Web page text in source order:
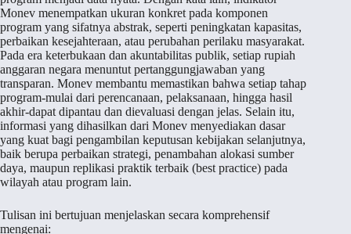
Monev menempatkan ukuran konkret pada komponen
program yang sifatnya abstrak, seperti peningkatan kapasitas,
perbaikan kesejahteraan, atau perubahan perilaku masyarakat.
Pada era keterbukaan dan akuntabilitas publik, setiap rupiah
anggaran negara menuntut pertanggungjawaban yang
transparan. Monev membantu memastikan bahwa setiap tahap
program-mulai dari perencanaan, pelaksanaan, hingga hasil
akhir-dapat dipantau dan dievaluasi dengan jelas. Selain itu,
informasi yang dihasilkan dari Monev menyediakan dasar
yang kuat bagi pengambilan keputusan kebijakan selanjutnya,
baik berupa perbaikan strategi, penambahan alokasi sumber
daya, maupun replikasi praktik terbaik (best practice) pada
wilayah atau program lain.
Tulisan ini bertujuan menjelaskan secara komprehensif
mengenai: